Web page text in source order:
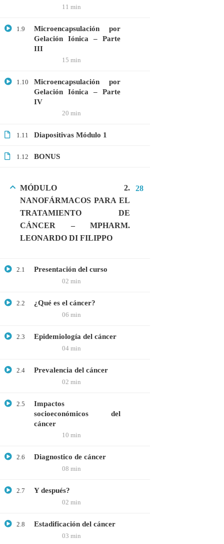
11 min
1.9
Microencapsulación por
Gelación Iónica – Parte
III
15 min
1.10
Microencapsulación por
Gelación Iónica – Parte
IV
20 min
1.11 Diapositivas Módulo 1
1.12 BONUS
MÓDULO 2.
NANOFÁRMACOS PARA EL
TRATAMIENTO DE
CÁNCER – MPHARM.
LEONARDO DI FILIPPO
28
2.1 Presentación del curso
02 min
2.2 ¿Qué es el cáncer?
06 min
2.3 Epidemiología del cáncer
04 min
2.4 Prevalencia del cáncer
02 min
2.5
Impactos
socioeconómicos del
cáncer
10 min
2.6 Diagnostico de cáncer
08 min
2.7 Y después?
02 min
2.8 Estadificación del cáncer
03 min
+51901763623
CATEGORIAS
Bioinformática
Biotecnología
Ciencias Ambientales
General
Gratis
Microbiología
Nosotros
Cursos
Términos y Condiciones